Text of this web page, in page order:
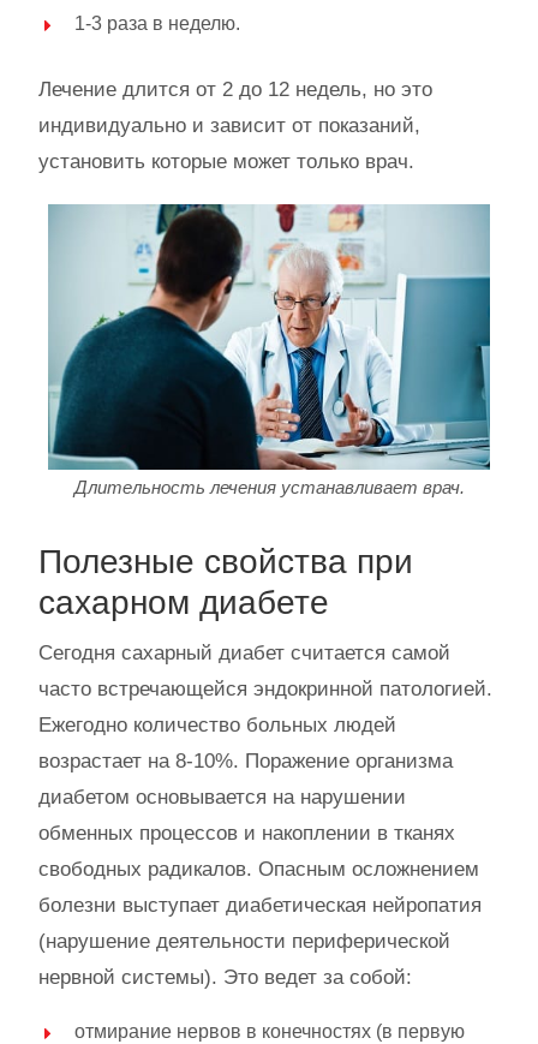
1-3 раза в неделю.
Лечение длится от 2 до 12 недель, но это
индивидуально и зависит от показаний,
установить которые может только врач.
Длительность лечения устанавливает врач.
Полезные свойства при
сахарном диабете
Сегодня сахарный диабет считается самой
часто встречающейся эндокринной патологией.
Ежегодно количество больных людей
возрастает на 8-10%. Поражение организма
диабетом основывается на нарушении
обменных процессов и накоплении в тканях
свободных радикалов. Опасным осложнением
болезни выступает диабетическая нейропатия
(нарушение деятельности периферической
нервной системы). Это ведет за собой:
отмирание нервов в конечностях (в первую